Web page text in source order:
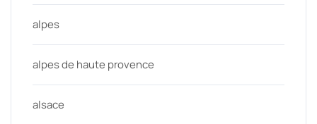
alpes
alpes de haute provence
alsace